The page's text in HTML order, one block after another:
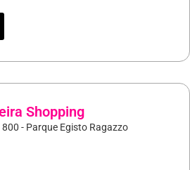
Shopping
- Parque Egisto Ragazzo